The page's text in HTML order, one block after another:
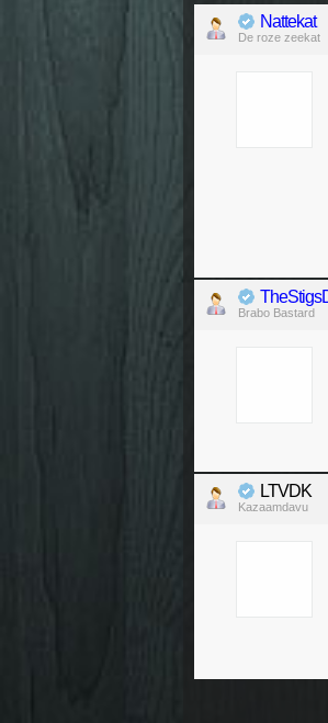
Nattekat
De roze zeekat
Brabo Bastard
LTVDK
Kazaamdavu